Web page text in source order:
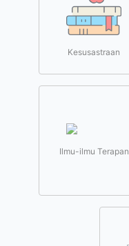
Kesusastraan
Ilmu-ilmu Terapan